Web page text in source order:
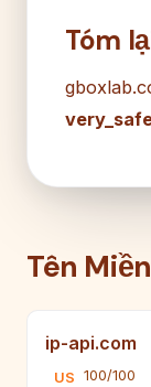
Tóm
Tên
ip-api.com
US 100/100